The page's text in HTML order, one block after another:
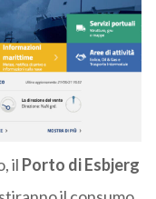
il Porto di Esbjerg